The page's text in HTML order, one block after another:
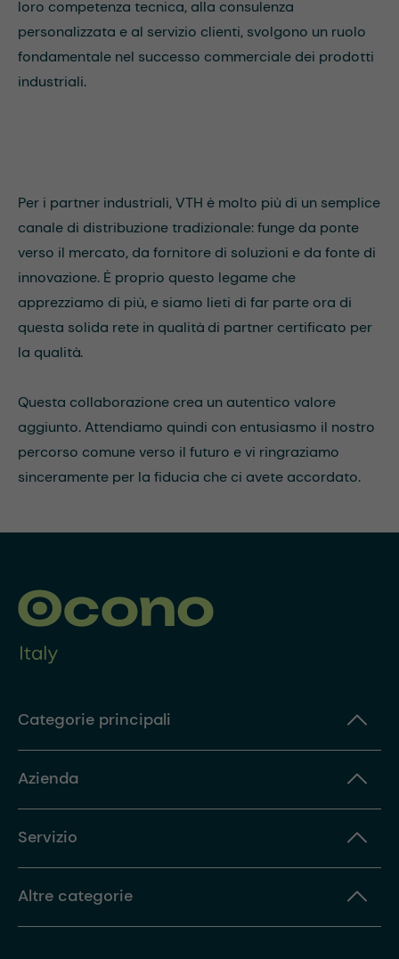
loro competenza tecnica, alla consulenza
personalizzata e al servizio clienti, svolgono un ruolo
fondamentale nel successo commerciale dei prodotti
industriali.
Per i partner industriali, VTH è molto più di un semplice
canale di distribuzione tradizionale: funge da ponte
verso il mercato, da fornitore di soluzioni e da fonte di
innovazione. È proprio questo legame che
apprezziamo di più, e siamo lieti di far parte ora di
questa solida rete in qualità di partner certificato per
la qualità.
Questa collaborazione crea un autentico valore
aggiunto. Attendiamo quindi con entusiasmo il nostro
percorso comune verso il futuro e vi ringraziamo
sinceramente per la fiducia che ci avete accordato.
Categorie principali
Azienda
Servizio
Altre categorie